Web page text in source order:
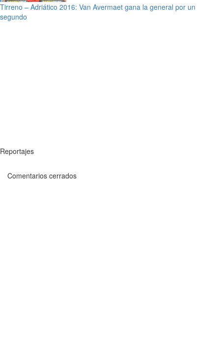
Tirreno – Adriático 2016: Van Avermaet gana la general por un
segundo
Reportajes
Comentarios cerrados